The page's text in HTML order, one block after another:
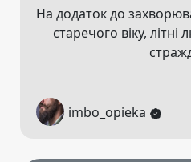
На додаток до
старечого віку,
imbo_opieka